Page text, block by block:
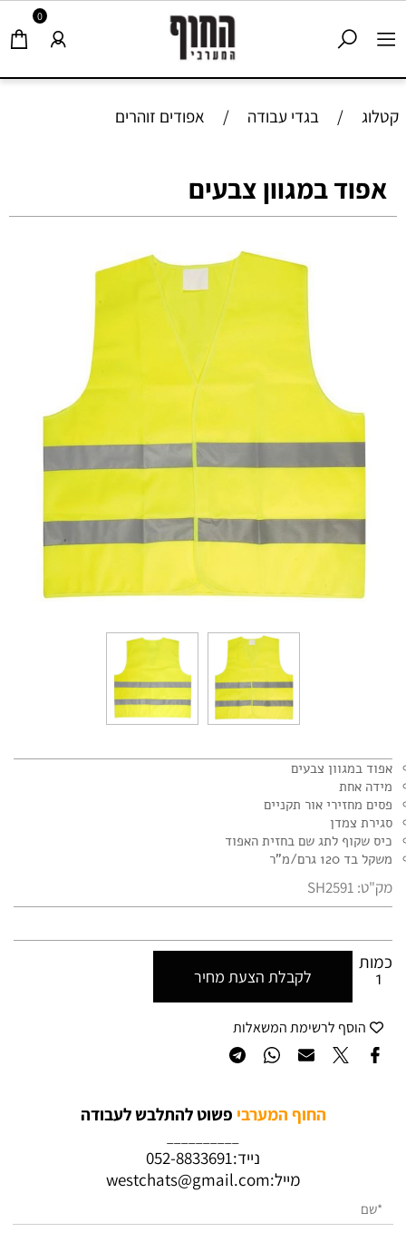
0
קטלוג / בגדי עבודה / אפודים זוהרים
אפוד במגוון צבעים
אפוד במגוון צבעים
מידה אחת
פסים מחזירי אור תקניים
סגירת צמדן
כיס שקוף לתג שם בחזית האפוד
משקל בד 120 גרם/מ"ר
מק"ט: SH2591
כמות
לקבלת הצעת מחיר
הוסף לרשימת המשאלות
החוף המערבי פשוט להתלבש לעבודה
נייד:052-8833691
מייל:westchats@gmail.com